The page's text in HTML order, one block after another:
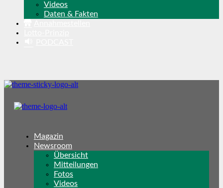
Videos
Daten & Fakten
Magazin
Newsroom
Übersicht
Mitteilungen
Fotos
Videos